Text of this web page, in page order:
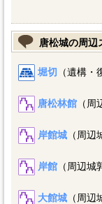
唐松城の周辺
堀切 （遺構・
唐松林館（周
岸館城（周辺
岸館（周辺城
大館城（周辺